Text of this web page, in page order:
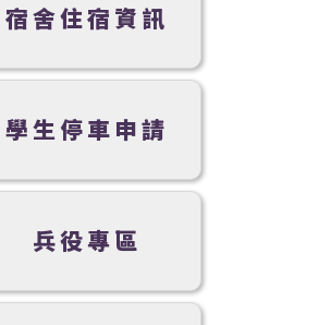
宿舍住宿資訊
學生停車申請
兵役專區